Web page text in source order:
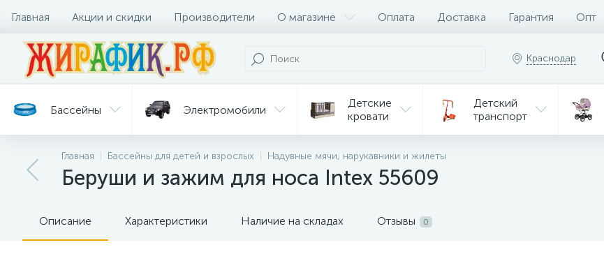
Главная Акции и скидки Производители О магазине Оплата Доставка Гарантия Опт
Краснодар
Бассейны Электромобили
Детские
кровати
Детский
транспорт
Батуты Велосипеды Мебель Игрушки
и уход
горки
для кормления
Главная Бассейны для детей и взрослых Надувные мячи, нарукавники и жилеты
Беруши и зажим для носа Intex 55609
Описание Характеристики Наличие на складах Отзывы 0